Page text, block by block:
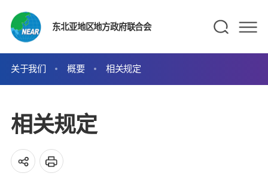
东北亚地区地方政府联合会
关于我们 概要 相关规定
相关规定